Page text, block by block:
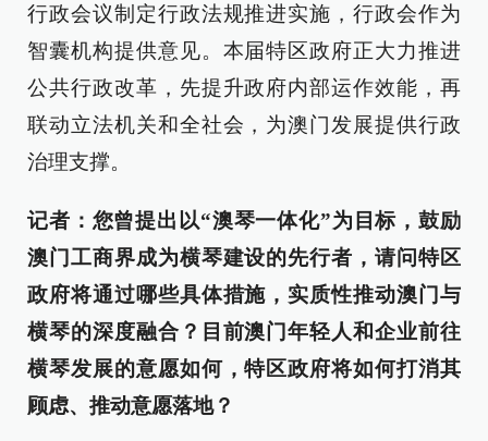
行政会议制定行政法规推进实施，行政会作为
智囊机构提供意见。本届特区政府正大力推进
公共行政改革，先提升政府内部运作效能，再
联动立法机关和全社会，为澳门发展提供行政
治理支撑。
记者：您曾提出以“澳琴一体化”为目标，鼓励
澳门工商界成为横琴建设的先行者，请问特区
政府将通过哪些具体措施，实质性推动澳门与
横琴的深度融合？目前澳门年轻人和企业前往
横琴发展的意愿如何，特区政府将如何打消其
顾虑、推动意愿落地？